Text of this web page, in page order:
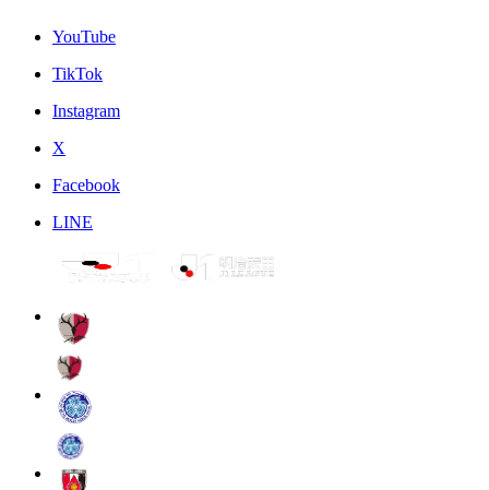
YouTube
TikTok
Instagram
X
Facebook
LINE